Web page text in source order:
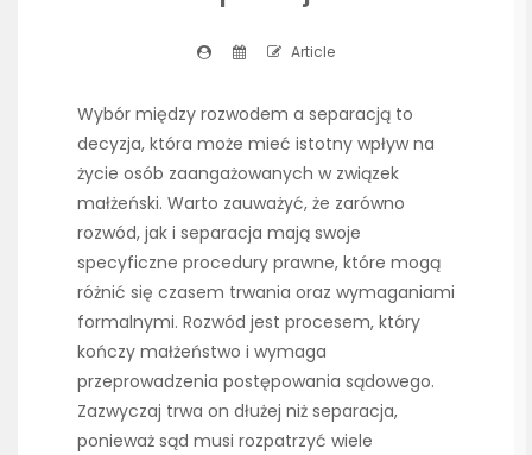
Article
Wybór między rozwodem a separacją to
decyzja, która może mieć istotny wpływ na
życie osób zaangażowanych w związek
małżeński. Warto zauważyć, że zarówno
rozwód, jak i separacja mają swoje
specyficzne procedury prawne, które mogą
różnić się czasem trwania oraz wymaganiami
formalnymi. Rozwód jest procesem, który
kończy małżeństwo i wymaga
przeprowadzenia postępowania sądowego.
Zazwyczaj trwa on dłużej niż separacja,
ponieważ sąd musi rozpatrzyć wiele